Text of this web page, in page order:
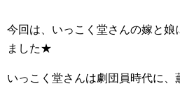
今回は、いっこく堂さんの嫁と娘
ました★
いっこく堂さんは劇団員時代に、